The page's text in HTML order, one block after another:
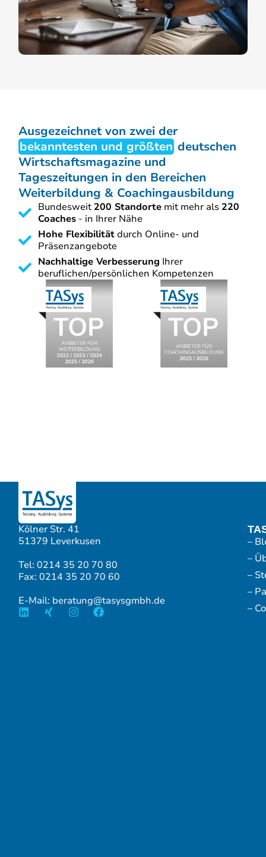
Ausgezeichnet von zwei der
bekanntesten und größten deutschen
Wirtschaftsmagazine und
Tageszeitungen in den Bereichen
Weiterbildung & Coachingausbildung
Bundesweit 200 Standortemit mehr als 220
Coaches- in Ihrer Nähe
Hohe Flexibilitätdurch Online- und
Präsenzangebote
Nachhaltige Verbesserung Ihrer
beruflichen/persönlichen Kompetenzen
Kölner Str. 41
51379 Leverkusen
Tel: 0214 35 20 70 80
Fax: 0214 35 20 70 60
E-Mail: beratung@tasysgmbh.de
–
–
–
–
–